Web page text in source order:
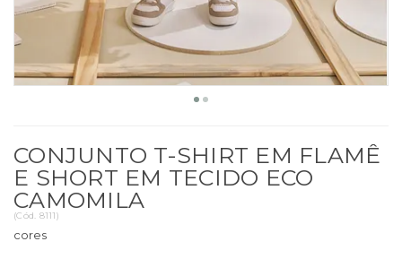
CONJUNTO T-SHIRT EM FLAMÊ
E SHORT EM TECIDO ECO
CAMOMILA
(Cód. 8111)
cores